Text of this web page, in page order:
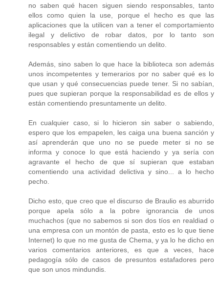
no saben qué hacen siguen siendo responsables, tanto
ellos como quien la use, porque el hecho es que las
aplicaciones que la utilicen van a tener el comportamiento
ilegal y delictivo de robar datos, por lo tanto son
responsables y están comentiendo un delito.
Además, sino saben lo que hace la biblioteca son además
unos incompetentes y temerarios por no saber qué es lo
que usan y qué consecuencias puede tener. Si no sabían,
pues que supieran porque la responsabilidad es de ellos y
están comentiendo presuntamente un delito.
En cualquier caso, si lo hicieron sin saber o sabiendo,
espero que los empapelen, les caiga una buena sanción y
así aprenderán que uno no se puede meter si no se
informa y conoce lo que está haciendo y ya sería con
agravante el hecho de que sí supieran que estaban
comentiendo una actividad delictiva y sino... a lo hecho
pecho.
Dicho esto, que creo que el discurso de Braulio es aburrido
porque apela sólo a la pobre ignorancia de unos
muchachos (que no sabemos si son dos tíos en realdiad o
una empresa con un montón de pasta, esto es lo que tiene
Internet) lo que no me gusta de Chema, y ya lo he dicho en
varios comentarios anteriores, es que a veces, hace
pedagogía sólo de casos de presuntos estafadores pero
que son unos mindundis.